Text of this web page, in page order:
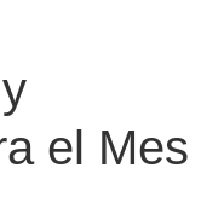
el Mes